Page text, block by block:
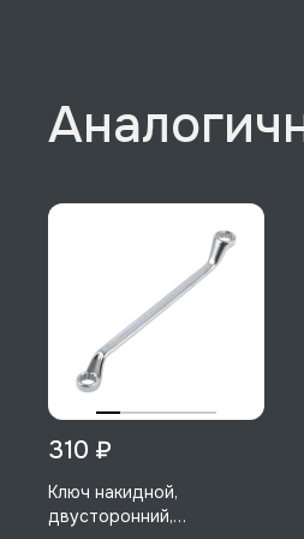
310 ₽
Ключ накидной,
двусторонний,